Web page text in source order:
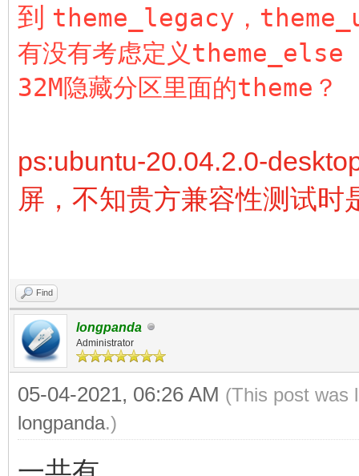
到 theme_legacy，
有没有考虑定义theme_else
32M隐藏分区里面的theme？
ps:ubuntu-20.04.2.0-
屏，不知贵方兼容性测试时
Find
longpanda
Administrator
05-04-2021, 06:26 AM (This post was
longpanda.)